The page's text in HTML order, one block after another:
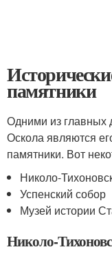
памятники
Одними из главных
Оскола являются
памятники. Вот
Николо-
Успенский собор
Музей истории
Николо-